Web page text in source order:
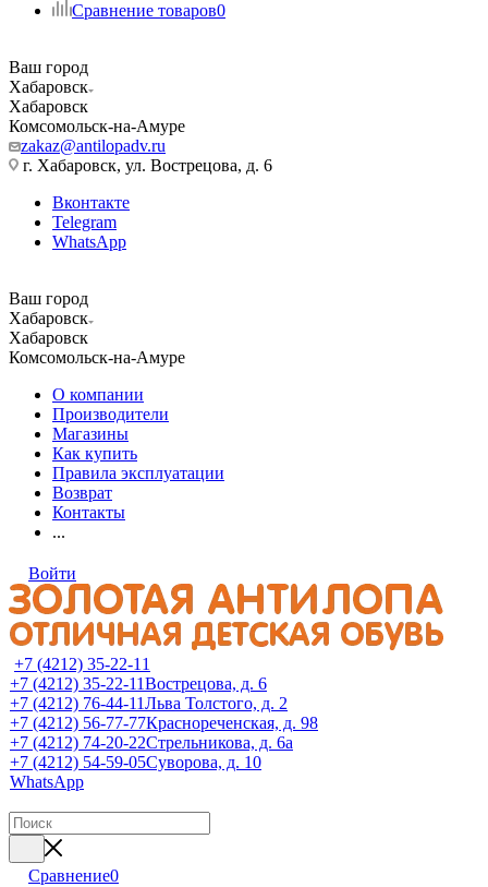
Сравнение товаров0
Ваш город
Хабаровск
Хабаровск
Комсомольск-на-Амуре
zakaz@antilopadv.ru
г. Хабаровск, ул. Вострецова, д. 6
Вконтакте
Telegram
WhatsApp
Ваш город
Хабаровск
Хабаровск
Комсомольск-на-Амуре
О компании
Производители
Магазины
Как купить
Правила эксплуатации
Возврат
Контакты
...
Войти
+7 (4212) 35-22-11
+7 (4212) 35-22-11Вострецова, д. 6
+7 (4212) 76-44-11Льва Толстого, д. 2
+7 (4212) 56-77-77Краснореченская, д. 98
+7 (4212) 74-20-22Стрельникова, д. 6а
+7 (4212) 54-59-05Суворова, д. 10
WhatsApp
Сравнение0